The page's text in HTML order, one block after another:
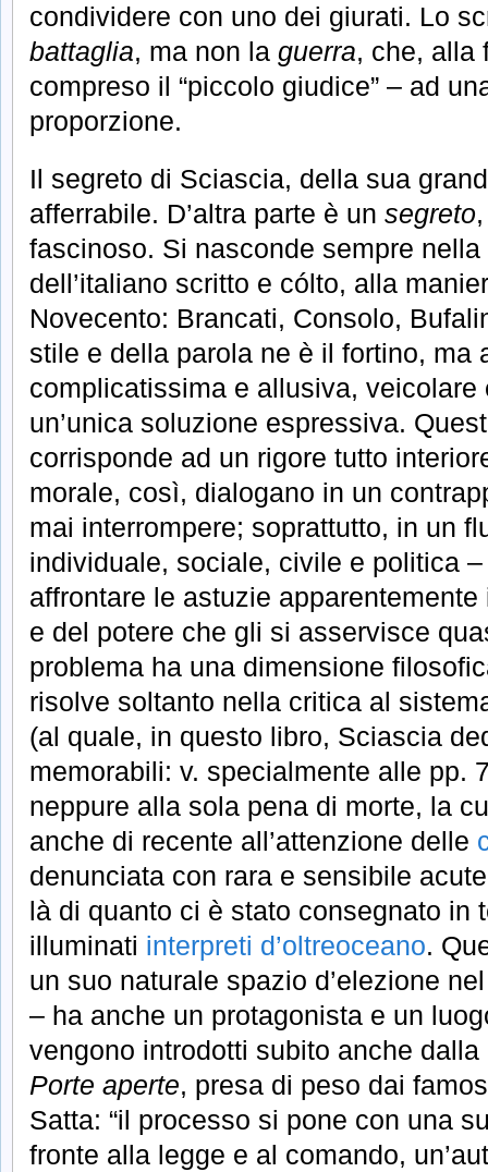
condividere con uno dei giurati. Lo
battaglia, ma non la guerra, che, alla
compreso il “piccolo giudice” – ad
proporzione.
Il segreto di Sciascia, della sua
afferrabile. D’altra parte è un segreto
fascinoso. Si nasconde sempre nella
dell’italiano scritto e cólto, alla
Novecento: Brancati, Consolo,
stile e della parola ne è il fortino, ma
complicatissima e allusiva, veicolare
un’unica soluzione espressiva.
corrisponde ad un rigore tutto
morale, così, dialogano in un
mai interrompere; soprattutto, in un
individuale, sociale, civile e politica
affrontare le astuzie
e del potere che gli si asservisce
problema ha una dimensione
risolve soltanto nella critica al
(al quale, in questo libro, Sciascia
memorabili: v. specialmente alle pp.
neppure alla sola pena di morte, la
anche di recente all’attenzione delle
denunciata con rara e sensibile
là di quanto ci è stato consegnato in
illuminati interpreti d’oltreoceano.
un suo naturale spazio d’elezione
– ha anche un protagonista e un
vengono introdotti subito anche
Porte aperte, presa di peso dai
Satta: “il processo si pone con una
fronte alla legge e al comando,